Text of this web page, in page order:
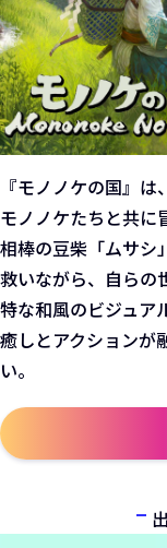
『モノノケの国』
モノノケたちと共に
相棒の豆柴「ムサシ
救いながら、自らの
特な和風のビジュア
癒しとアクションが
い。